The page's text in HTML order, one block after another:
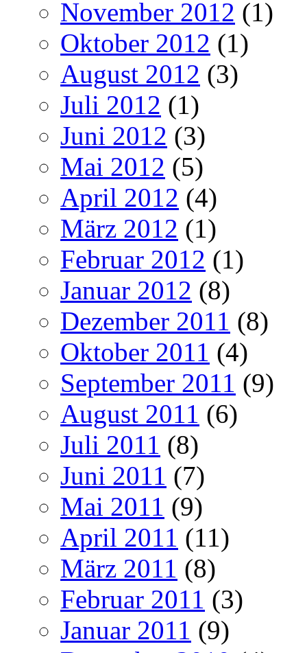
November 2012 (1)
Oktober 2012 (1)
August 2012 (3)
Juli 2012 (1)
Juni 2012 (3)
Mai 2012 (5)
April 2012 (4)
März 2012 (1)
Februar 2012 (1)
Januar 2012 (8)
Dezember 2011 (8)
Oktober 2011 (4)
September 2011 (9)
August 2011 (6)
Juli 2011 (8)
Juni 2011 (7)
Mai 2011 (9)
April 2011 (11)
März 2011 (8)
Februar 2011 (3)
Januar 2011 (9)